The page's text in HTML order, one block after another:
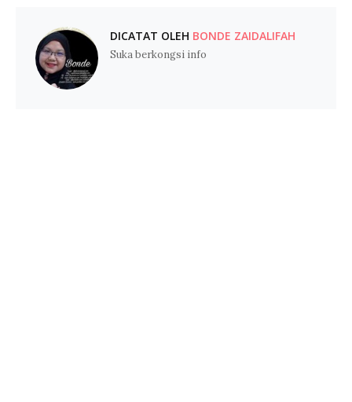
DICATAT OLEH BONDE ZAIDALIFAH
Suka berkongsi info